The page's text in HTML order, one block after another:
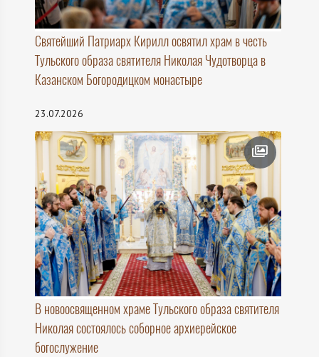
Святейший Патриарх Кирилл освятил храм в честь
Тульского образа святителя Николая Чудотворца в
Казанском Богородицком монастыре
23.07.2026
В новоосвященном храме Тульского образа святителя
Николая состоялось соборное архиерейское
богослужение